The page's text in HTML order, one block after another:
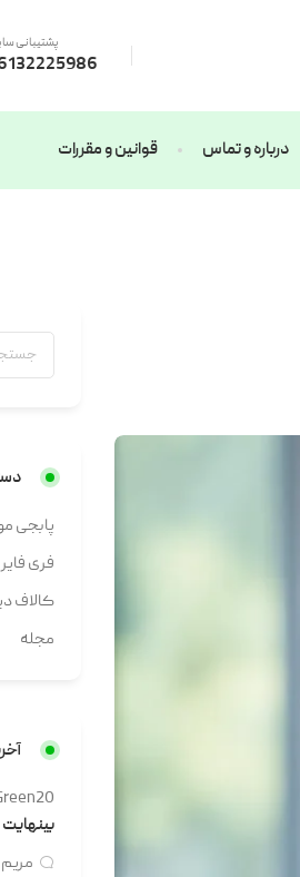
پشتیبانی
درباره و تماس قوانین و مقررات
پابجی
فری فایر
کالاف
مجله
بینهایت